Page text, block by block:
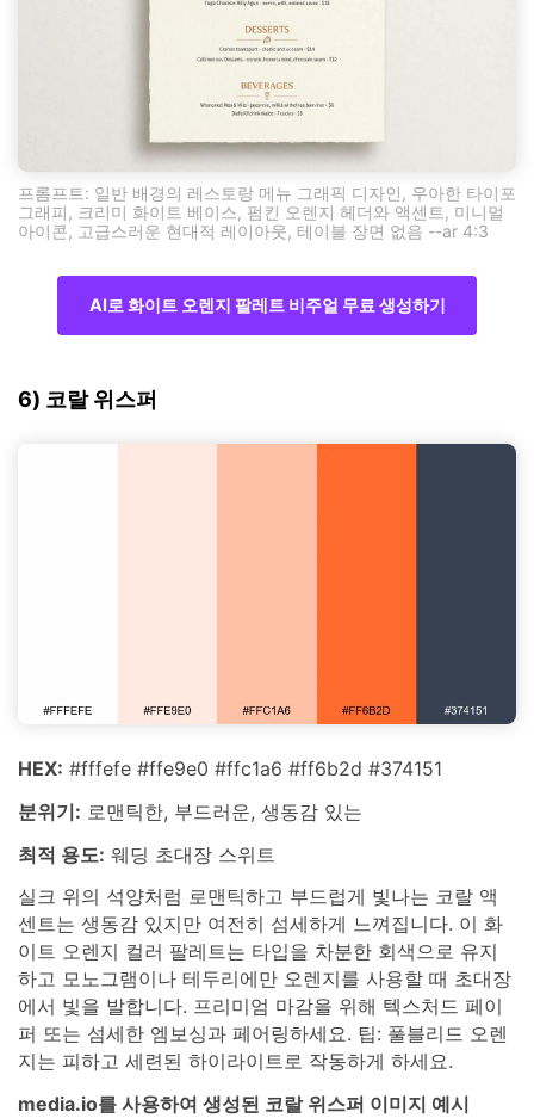
프롬프트: 일반 배경의 레스토랑 메뉴 그래픽 디자인, 우아한 타이포
그래피, 크리미 화이트 베이스, 펌킨 오렌지 헤더와 액센트, 미니멀
아이콘, 고급스러운 현대적 레이아웃, 테이블 장면 없음 --ar 4:3
AI로 화이트 오렌지 팔레트 비주얼 무료 생성하기
6) 코랄 위스퍼
HEX: #fffefe #ffe9e0 #ffc1a6 #ff6b2d #374151
분위기: 로맨틱한, 부드러운, 생동감 있는
최적 용도: 웨딩 초대장 스위트
실크 위의 석양처럼 로맨틱하고 부드럽게 빛나는 코랄 액
센트는 생동감 있지만 여전히 섬세하게 느껴집니다. 이 화
이트 오렌지 컬러 팔레트는 타입을 차분한 회색으로 유지
하고 모노그램이나 테두리에만 오렌지를 사용할 때 초대장
에서 빛을 발합니다. 프리미엄 마감을 위해 텍스처드 페이
퍼 또는 섬세한 엠보싱과 페어링하세요. 팁: 풀블리드 오렌
지는 피하고 세련된 하이라이트로 작동하게 하세요.
media.io를 사용하여 생성된 코랄 위스퍼 이미지 예시